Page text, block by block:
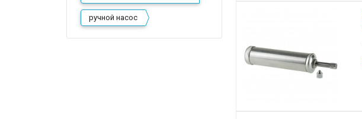
ручной насос